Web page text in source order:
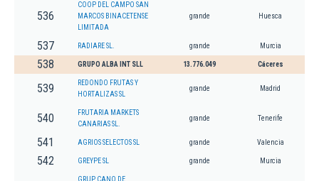
536
COOP DEL CAMPO SAN
MARCOS BINACETENSE
LIMITADA
grande Huesca
537 RADIARE SL. grande Murcia
538 GRUPO ALBA INT SLL 13.776.049 Cáceres
539
REDONDO FRUTAS Y
HORTALIZAS SL
grande Madrid
540
FRUTARIA MARKETS
CANARIAS SL.
grande Tenerife
541 AGRIOS SELECTOS SL grande Valencia
542 GREYPE SL grande Murcia
GRUP CANO DE